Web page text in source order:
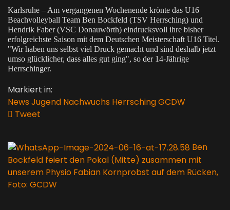
Karlsruhe – Am vergangenen Wochenende krönte das U16
Beachvolleyball Team Ben Bockfeld (TSV Herrsching) und
Hendrik Faber (VSC Donauwörth) eindrucksvoll ihre bisher
erfolgreichste Saison mit dem Deutschen Meisterschaft U16 Titel.
"Wir haben uns selbst viel Druck gemacht und sind deshalb jetzt
umso glücklicher, dass alles gut ging", so der 14-Jährige
Herrschinger.
Markiert in:
News Jugend Nachwuchs HerrschingGCDW
Tweet
Ben
Bockfeld feiert den Pokal (Mitte) zusammen mit
unserem Physio Fabian Kornprobst auf dem Rücken,
Foto: GCDW